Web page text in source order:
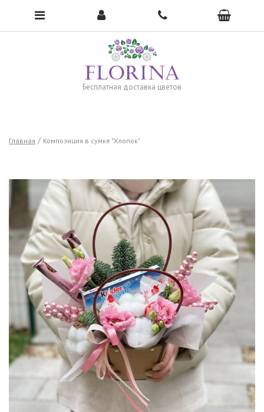
Бесплатная доставка цветов
Чтобы открыть меню, нажмите сюда →
Главная Композиция в сумке "Хлопок"